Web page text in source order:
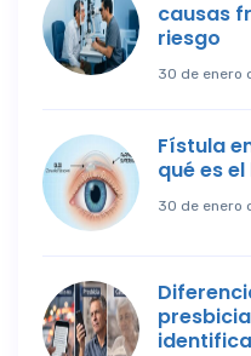
causas
riesgo
30 de enero
Fístula
qué es
30 de enero